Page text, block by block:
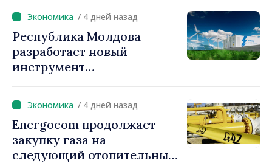
Власти призывают граждан
экономить
электроэнергию
/ 4 дней назад
Республика Молдова
разработает новый
инструмент
для инвестиций в системы
накопления энергии
/ 4 дней назад
Energocom продолжает
закупку газа на
следующий отопительный